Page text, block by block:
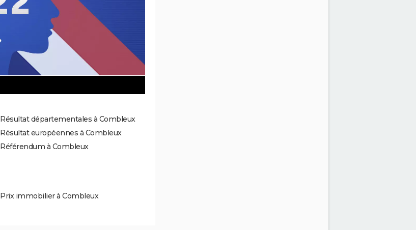
Résultat départementales à Combleux
Résultat européennes à Combleux
Référendum à Combleux
Prix immobilier à Combleux